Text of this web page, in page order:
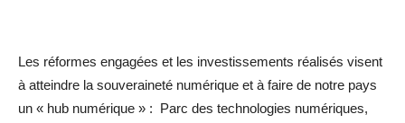
Les réformes engagées et les investissements réalisés visent
à atteindre la souveraineté numérique et à faire de notre pays
un « hub numérique » : Parc des technologies numériques,